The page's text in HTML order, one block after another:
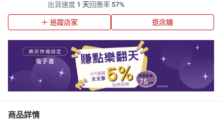
出貨速度 1 天回應率57%
追蹤店家 逛店舖
商品詳情